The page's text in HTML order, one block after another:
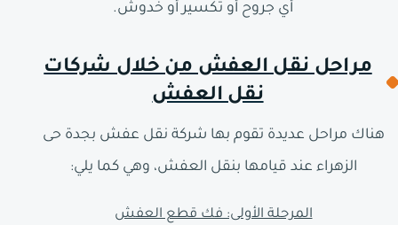
أي جروح أو تكسير أو خدوش.
مراحل نقل العفش من خلال شركات
نقل العفش
هناك مراحل عديدة تقوم بها شركة نقل عفش بجدة حى
الزهراء عند قيامها بنقل العفش، وهي كما يلي:
المرحلة الأولى: فك قطع العفش